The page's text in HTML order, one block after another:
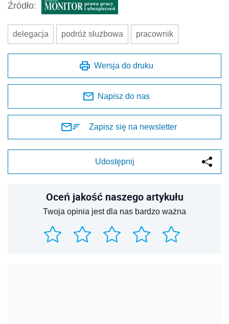
Źródło:
delegacja podróż służbowa pracownik
Wersja do druku
Napisz do nas
Zapisz się na newsletter
Udostępnij
Oceń jakość naszego artykułu
Twoja opinia jest dla nas bardzo ważna